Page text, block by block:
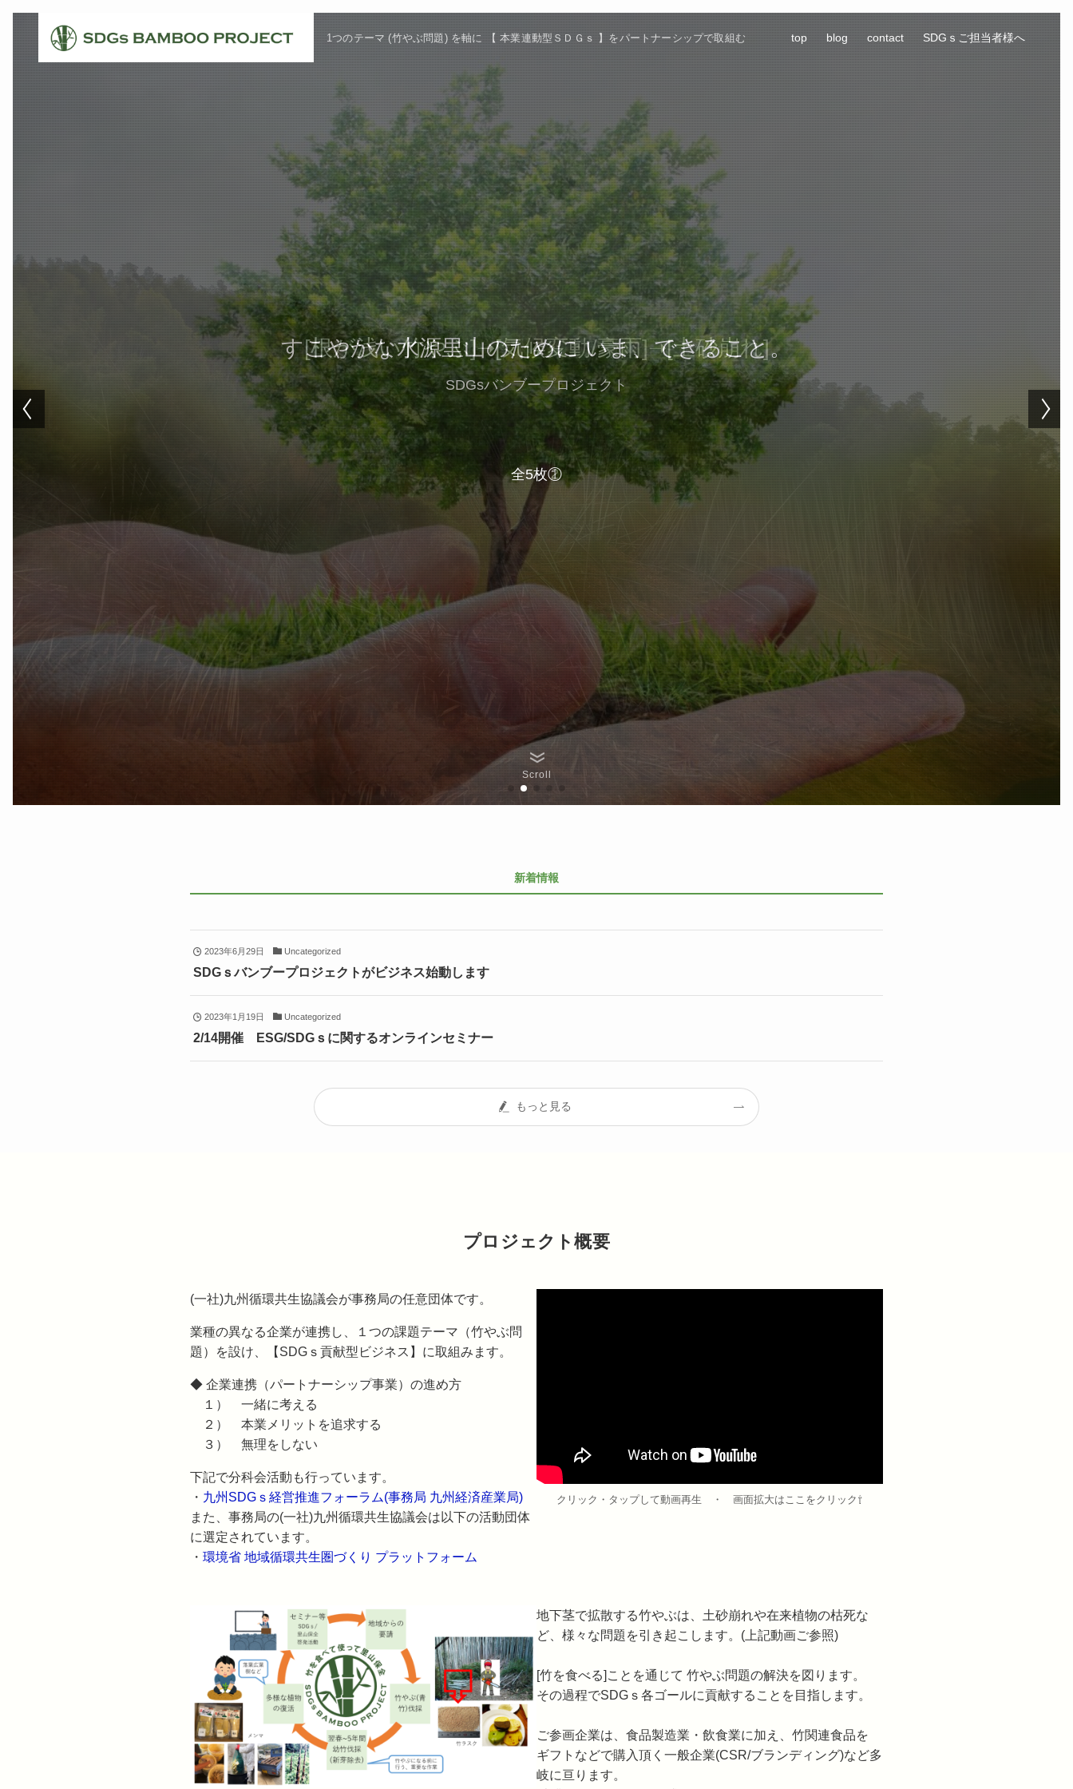
1つのテーマ (竹やぶ問題) を軸に 【 本業連動型ＳＤＧｓ 】をパートナーシップで取組む top blog contact SDGｓご担当者様へ
竹やぶ問題を通して【 経済・社会・環境の調和 】を一緒に考えるプロジェクト
全5枚⑤
すこやかな水源里山のために いま、できること。
SDGsバンブープロジェクト
全5枚①
[根が浅い竹やぶ]➝[気候変動/豪雨]➝[土砂崩れ]
全5枚②
Scroll
新着情報
2023年6月29日 Uncategorized
SDGｓバンブープロジェクトがビジネス始動します
2023年1月19日 Uncategorized
2/14開催 ESG/SDGｓに関するオンラインセミナー
もっと見る
プロジェクト概要
(一社)九州循環共生協議会が事務局の任意団体です。
業種の異なる企業が連携し、１つの課題テーマ（竹やぶ問
題）を設け、【SDGｓ貢献型ビジネス】に取組みます。
◆ 企業連携（パートナーシップ事業）の進め方
１） 一緒に考える
２） 本業メリットを追求する
３） 無理をしない
下記で分科会活動も行っています。
・ 九州SDGｓ経営推進フォーラム(事務局 九州経済産業局)
また、事務局の(一社)九州循環共生協議会は以下の活動団体
に選定されています。
・ 環境省 地域循環共生圏づくり プラットフォーム
クリック・タップして動画再生 ・ 画面拡大はここをクリック⇧
地下茎で拡散する竹やぶは、土砂崩れや在来植物の枯死な
ど、様々な問題を引き起こします。(上記動画ご参照)
[竹を食べる]ことを通じて 竹やぶ問題の解決を図ります。
その過程でSDGｓ各ゴールに貢献することを目指します。
ご参画企業は、食品製造業・飲食業に加え、竹関連食品を
ギフトなどで購入頂く一般企業(CSR/ブランディング)など多
岐に亘ります。